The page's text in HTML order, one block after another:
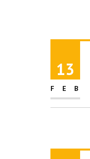
13
FEB